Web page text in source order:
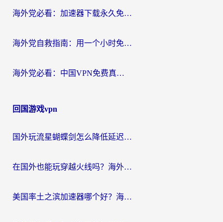
海外党必看：加速器下载永久免费版真的存在吗？教你无缝访问国内资源的正确姿势
海外党自救指南：用一个小时免费加速器，轻松打破国内资源访问壁垒？
海外党必看：中国VPN免费真的靠谱吗？手把手教你选对回国加速器
回国游戏vpn
国外玩流星蝴蝶剑怎么降低延迟？海外党必看的加速秘籍（含欧洲鸣潮&彩虹岛优化攻略）
在国外也能玩穿越火线吗？海外玩家国服游戏畅玩终极指南
美国率土之滨加速器哪个好？海外党国服游戏畅玩终极指南（附多游戏解决方案）